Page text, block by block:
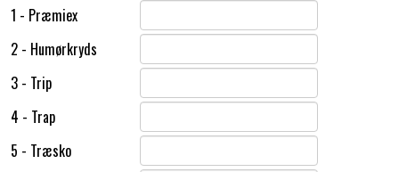
1 - Præmiex
2 - Humørkryds
3 - Trip
4 - Trap
5 - Træsko